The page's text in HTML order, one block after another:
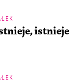
istnieje